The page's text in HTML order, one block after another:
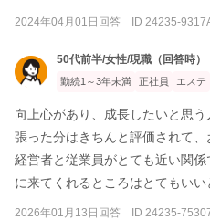
2024年04月01日回答 ID 24235-
50代前半/女性/現職（回答時）
勤続1～3年未満
正社員 エステ
向上心があり、成長したいと思
張った分はきちんと評価されて、
経営者と従業員がとても近い関
に来てくれるところはとてもいい
2026年01月13日回答 ID 24235-